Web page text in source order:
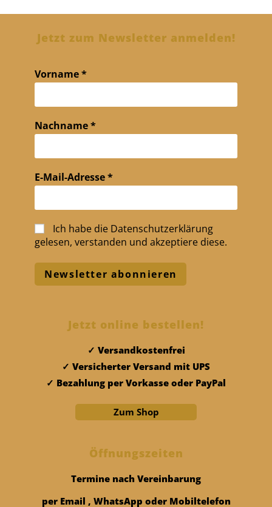
Jetzt zum Newsletter anmelden!
Vorname*
Nachname*
E-Mail-Adresse*
Ich habe die Datenschutzerklärung
gelesen, verstanden und akzeptiere diese.
Jetzt online bestellen!
Versandkostenfrei
Versicherter Versand mit UPS
Bezahlung per Vorkasse oder PayPal
Zum Shop
Öffnungszeiten
Termine nach Vereinbarung
per Email , WhatsApp oder Mobiltelefon